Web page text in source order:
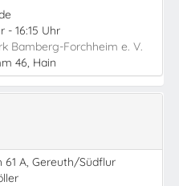
- 16:15 Uhr
Bamberg-Forchheim e. V.
46, Hain
61 A, Gereuth/Südflur